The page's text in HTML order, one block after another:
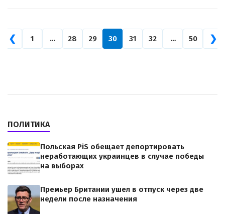
❮ 1 … 28 29 30 31 32 … 50 ❯
ПОЛИТИКА
Польская PiS обещает депортировать
неработающих украинцев в случае победы
на выборах
Премьер Британии ушел в отпуск через две
недели после назначения